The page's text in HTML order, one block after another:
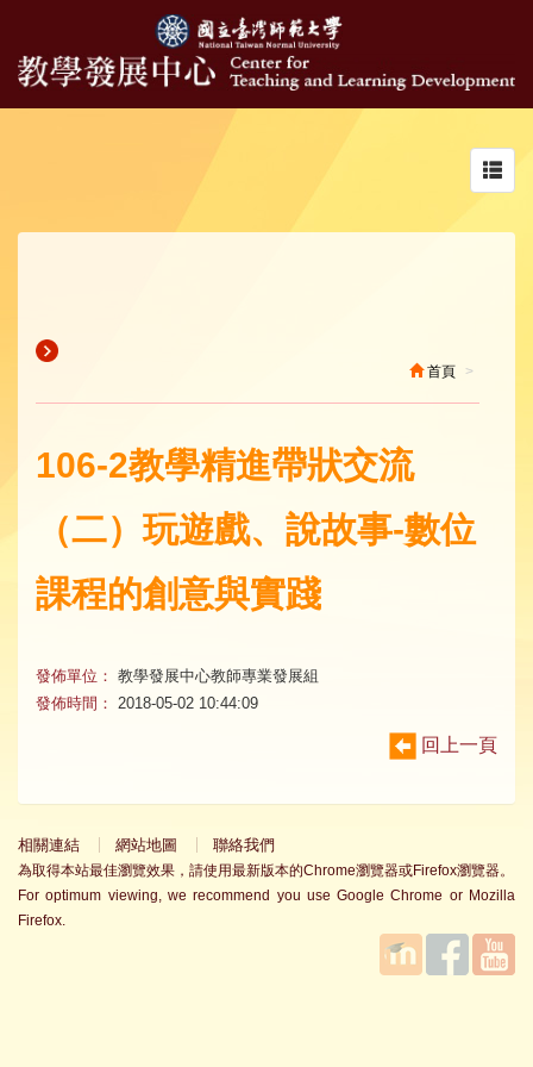
首頁
106-2教學精進帶狀交流
（二）玩遊戲、說故事-數位
課程的創意與實踐
發佈單位： 教學發展中心教師專業發展組
發佈時間：
2018-05-02 10:44:09
回上一頁
相關連結 網站地圖 聯絡我們
為取得本站最佳瀏覽效果，請使用最新版本的Chrome瀏覽器或Firefox瀏覽器。
For optimum viewing, we recommend you use Google Chrome or Mozilla
Firefox.